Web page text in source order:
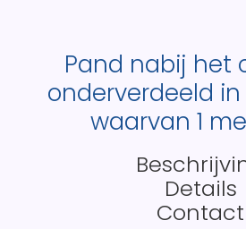
Pand nabij het
onderverdeeld
waarvan 1
Details
Contact